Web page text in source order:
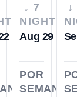
↓ 7
NIGHTS
Aug 29
POR
SEMANA
↓